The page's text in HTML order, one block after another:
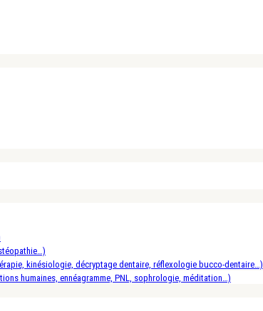
kinésiologie, décryptage dentaire, réflexologie bucco-dentaire…)
humaines, ennéagramme, PNL, sophrologie, méditation…)